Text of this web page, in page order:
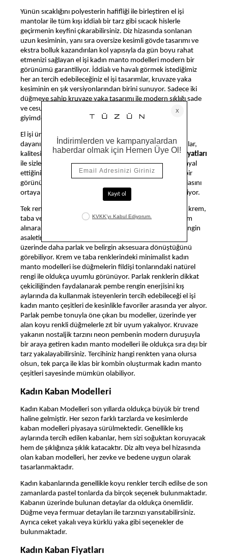
Yünün sıcaklığını polyesterin hafifliği ile birleştiren el işi
mantolar ile tüm kışı iddialı bir tarz gibi sıcacık hislerle
geçirmenin keyfini çıkarabilirsiniz. Diz hizasında sonlanan
uzun kesiminin, yanı sıra oversize kesimli gövde tasarımı ve
ekstra bolluk kazandırılan kol yapısıyla da gün boyu rahat
etmenizi sağlayan el işi kadın manto modelleri modern bir
görünümü garantiliyor. İddialı ve havalı görmek istediğimiz
her an tercih edebileceğiniz el işi tasarımlar, kruvaze yaka
kesiminin en şık versiyonlarından birini sunuyor. Sadece iki
düğmeye sahip kruvaze yaka tasarımı ile modern şıklığı sade
ve cesur bir yere taşıyan kadın manto modelleri günlük
giyimdeki vazgeçilmeziniz olmaya adaylığını koyuyor.
El işi üretim olmasından ileri gelen şekilde benzersiz bir
dayanıklılık ve yumuşaklık sunan kruvaze yakalı tasarımlar,
kalitesi doğrultusunda oldukça avantajlıkadın manto fiyatları
ile sizlere sunuluyor. İndirimli bayan pardesü fiyatları hayal
ettiğiniz lüks şıklığa ulaşmanızı kolaylaştırırken, zengin bir
görünüm için ihtiyacınız olan tüm detaylar sadeliyle iddiasını
ortaya koyan bu kadın manto modelleri ile bir araya geliyor.
Tek renk şıklığından yararlanılan kadın manto modelleri krem,
taba ve siyah işlevselliği ile bilinen klasik renklerden ilham
alınarak dizayn ediliyor. Kadın kaban seçiminde siyah rengin
asaletini tercih edenler düğme detaylarının koyu zemin
üzerinde daha parlak ve belirgin aksesuara dönüştüğünü
görebiliyor. Krem ve taba renklerindeki minimalist kadın
manto modelleri ise düğmelerin fildişi tonlarındaki natürel
rengi ile oldukça uyumlu görünüyor. Parlak renklerin dikkat
çekiciliğinden faydalanarak pembe rengin enerjisini kış
aylarında da kullanmak isteyenlerin tercih edebileceği el işi
kadın manto çeşitleri de kesinlikle favoriler arasında yer alıyor.
Parlak pembe tonuyla öne çıkan bu modeller, üzerinde yer
alan koyu renkli düğmelerle zıt bir uyum yakalıyor. Kruvaze
yakanın nostaljik tarzını neon pembenin modern duruşuyla
bir araya getiren kadın manto modelleri ile oldukça sıra dışı bir
tarz yakalayabilirsiniz. Tercihiniz hangi renkten yana olursa
olsun, tek parça ile klas bir kombin oluşturmak kadın manto
çeşitleri sayesinde mümkün olabiliyor.
Kadın Kaban Modelleri
Kadın Kaban Modelleri son yıllarda oldukça büyük bir trend
haline gelmiştir. Her sezon farklı tarzlarda ve kesimlerde
kaban modelleri piyasaya sürülmektedir. Genellikle kış
aylarında tercih edilen kabanlar, hem sizi soğuktan koruyacak
hem de şıklığınıza şıklık katacaktır. Diz altı veya bel hizasında
olan kaban modelleri, her zevke ve bedene uygun olarak
tasarlanmaktadır.
Kadın kabanlarında genellikle koyu renkler tercih edilse de son
zamanlarda pastel tonlarda da birçok seçenek bulunmaktadır.
Kabanın üzerinde bulunan detaylar da oldukça önemlidir.
Düğme veya fermuar detayları ile tarzınızı yansıtabilirsiniz.
Ayrıca ceket yakalı veya kürklü yaka gibi seçenekler de
bulunmaktadır.
Kadın Kaban Fiyatları